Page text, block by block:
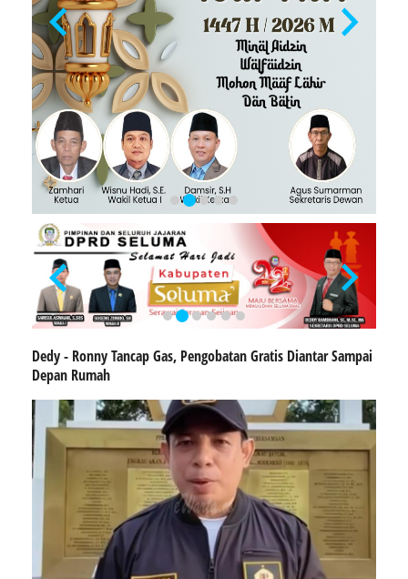
Dedy - Ronny Tancap Gas, Pengobatan Gratis Diantar Sampai
Depan Rumah